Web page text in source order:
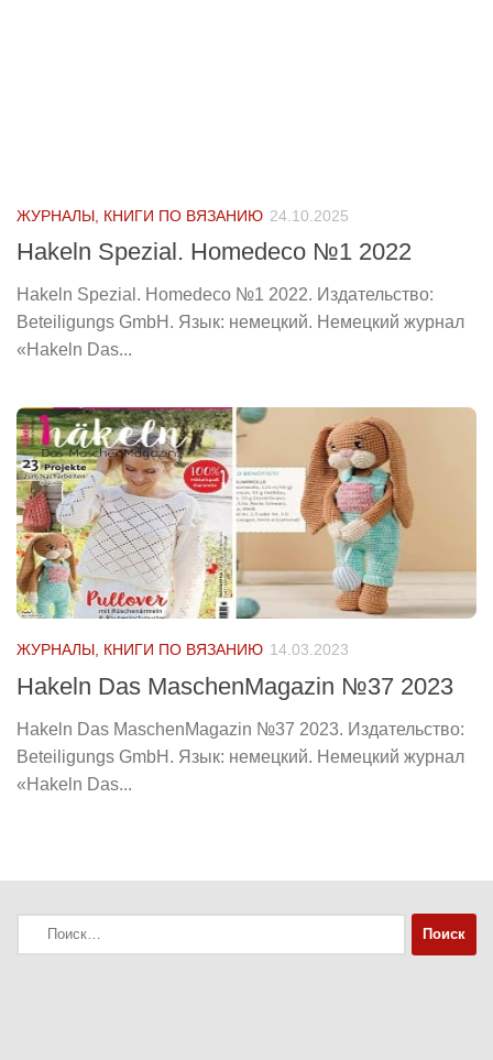
ЖУРНАЛЫ, КНИГИ ПО ВЯЗАНИЮ 24.10.2025
Hakeln Spezial. Homedeco №1 2022
Hakeln Spezial. Homedeco №1 2022. Издательство:
Beteiligungs GmbH. Язык: немецкий. Немецкий журнал
«Hakeln Das...
ЖУРНАЛЫ, КНИГИ ПО ВЯЗАНИЮ 14.03.2023
Hakeln Das MaschenMagazin №37 2023
Hakeln Das MaschenMagazin №37 2023. Издательство:
Beteiligungs GmbH. Язык: немецкий. Немецкий журнал
«Hakeln Das...
Найти: